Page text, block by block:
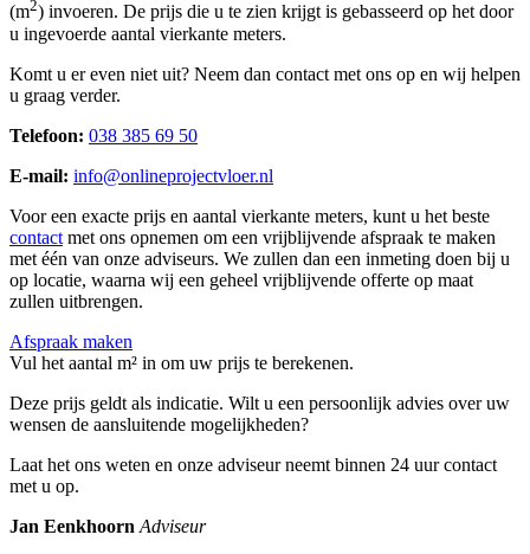
(m2) invoeren. De prijs die u te zien krijgt is gebasseerd op het door
u ingevoerde aantal vierkante meters.
Komt u er even niet uit? Neem dan contact met ons op en wij helpen
u graag verder.
Telefoon: 038 385 69 50
E-mail: info@onlineprojectvloer.nl
Voor een exacte prijs en aantal vierkante meters, kunt u het beste
contact met ons opnemen om een vrijblijvende afspraak te maken
met één van onze adviseurs. We zullen dan een inmeting doen bij u
op locatie, waarna wij een geheel vrijblijvende offerte op maat
zullen uitbrengen.
Afspraak maken
Vul het aantal m² in om uw prijs te berekenen.
Deze prijs geldt als indicatie. Wilt u een persoonlijk advies over uw
wensen de aansluitende mogelijkheden?
Laat het ons weten en onze adviseur neemt binnen 24 uur contact
met u op.
Jan Eenkhoorn Adviseur